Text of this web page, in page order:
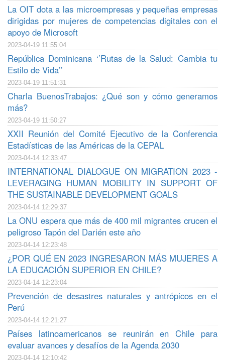
La OIT dota a las microempresas y pequeñas empresas
dirigidas por mujeres de competencias digitales con el
apoyo de Microsoft
2023-04-19 11:55:04
República Dominicana ‘’Rutas de la Salud: Cambia tu
Estilo de Vida’’
2023-04-19 11:51:31
Charla BuenosTrabajos: ¿Qué son y cómo generamos
más?
2023-04-19 11:50:27
XXII Reunión del Comité Ejecutivo de la Conferencia
Estadísticas de las Américas de la CEPAL
2023-04-14 12:33:47
INTERNATIONAL DIALOGUE ON MIGRATION 2023 -
LEVERAGING HUMAN MOBILITY IN SUPPORT OF
THE SUSTAINABLE DEVELOPMENT GOALS
2023-04-14 12:29:37
La ONU espera que más de 400 mil migrantes crucen el
peligroso Tapón del Darién este año
2023-04-14 12:23:48
¿POR QUÉ EN 2023 INGRESARON MÁS MUJERES A
LA EDUCACIÓN SUPERIOR EN CHILE?
2023-04-14 12:23:04
Prevención de desastres naturales y antrópicos en el
Perú
2023-04-14 12:21:27
Países latinoamericanos se reunirán en Chile para
evaluar avances y desafíos de la Agenda 2030
2023-04-14 12:10:42